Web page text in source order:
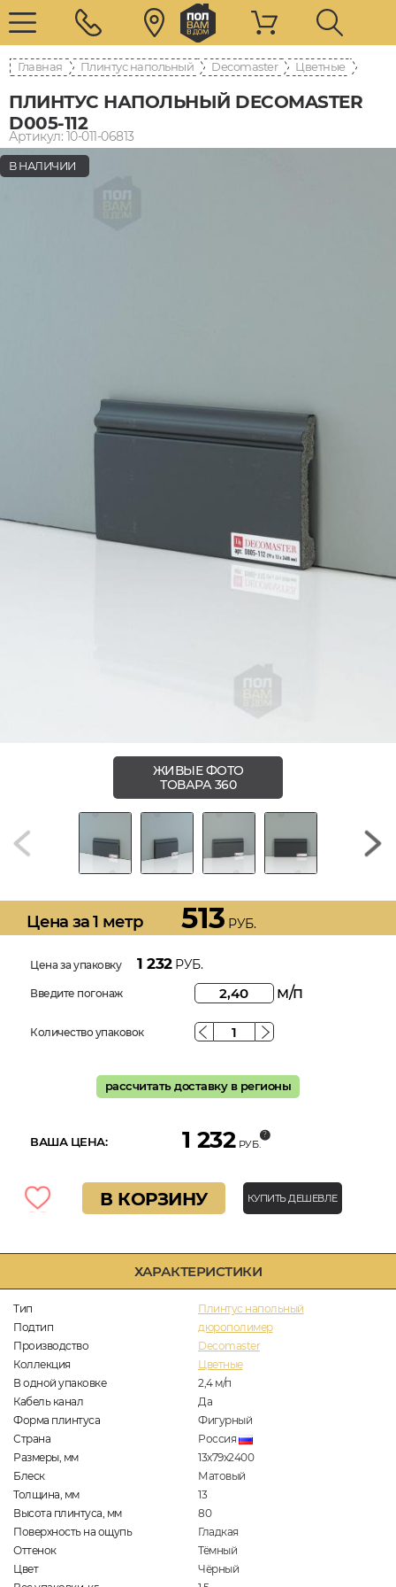
Главная Плинтус напольный Decomaster Цветные
ПЛИНТУС НАПОЛЬНЫЙ DECOMASTER
D005-112
Артикул: 10-011-06813
ХАРАКТЕРИСТИКИ
Тип
Плинтус напольный
Подтип
дюрополимер
Производство
Decomaster
Коллекция
Цветные
В одной упаковке
2,4 м/п
Кабель канал
Да
Форма плинтуса
Фигурный
Страна
Россия
Размеры, мм
13х79х2400
Блеск
Матовый
Толщина, мм
13
Высота плинтуса, мм
80
Поверхность на ощупь
Гладкая
Оттенок
Тёмный
Цвет
Чёрный
В НАЛИЧИИ
ЖИВЫЕ ФОТО
ТОВАРА 360
Цена за 1 метр 513 РУБ.
Цена за упаковку 1 232РУБ.
Введите погонаж м/п
Количество упаковок
рассчитать доставку в регионы
ВАША ЦЕНА: 1 232 РУБ.
В КОРЗИНУ КУПИТЬ ДЕШЕВЛЕ